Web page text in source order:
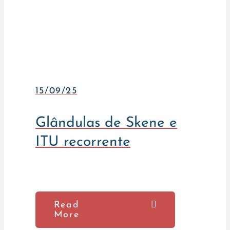
15/09/25
Glândulas de Skene e
ITU recorrente
Read
More